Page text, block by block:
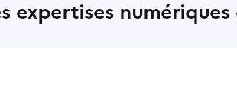
expertises numériques